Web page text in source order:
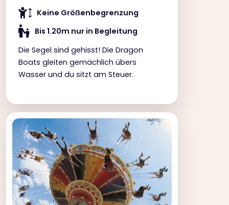
Keine Gröẞenbegrenzung
Bis 1.20m nur in Begleitung
Die Segel sind gehisst! Die Dragon
Boats gleiten gemächlich übers
Wasser und du sitzt am Steuer.